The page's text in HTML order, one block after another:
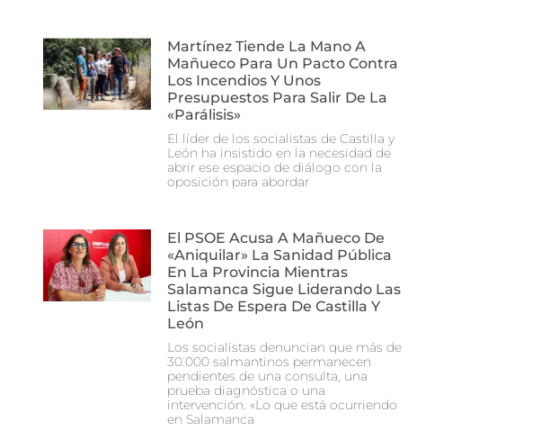
Martínez Tiende La Mano A
Mañueco Para Un Pacto Contra
Los Incendios Y Unos
Presupuestos Para Salir De La
«parálisis»
El líder de los socialistas de Castilla y
León ha insistido en la necesidad de
abrir ese espacio de diálogo con la
oposición para abordar
El PSOE Acusa A Mañueco De
«aniquilar» La Sanidad Pública
En La Provincia Mientras
Salamanca Sigue Liderando Las
Listas De Espera De Castilla Y
León
Los socialistas denuncian que más de
30.000 salmantinos permanecen
pendientes de una consulta, una
prueba diagnóstica o una
intervención. «Lo que está ocurriendo
en Salamanca